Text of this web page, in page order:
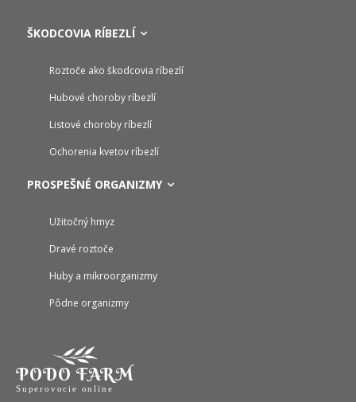
ŠKODCOVIA RÍBEZLÍ
Roztoče ako škodcovia ríbezlí
Hubové choroby ríbezlí
Listové choroby ríbezlí
Ochorenia kvetov ríbezlí
PROSPEŠNÉ ORGANIZMY
Užitočný hmyz
Dravé roztoče
Huby a mikroorganizmy
Pôdne organizmy
PODO FARM
Superovocie online